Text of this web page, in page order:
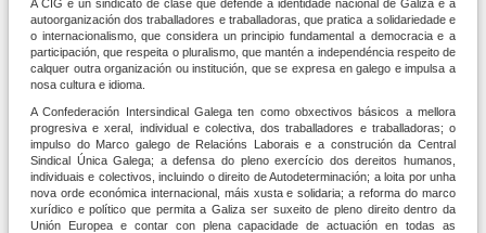
A CIG é un sindicato de clase que defende a identidade nacional de Galiza e a
autoorganización dos traballadores e traballadoras, que pratica a solidariedade e
o internacionalismo, que considera un principio fundamental a democracia e a
participación, que respeita o pluralismo, que mantén a independéncia respeito de
calquer outra organización ou institución, que se expresa en galego e impulsa a
nosa cultura e idioma.
A Confederación Intersindical Galega ten como obxectivos básicos a mellora
progresiva e xeral, individual e colectiva, dos traballadores e traballadoras; o
impulso do Marco galego de Relacións Laborais e a construción da Central
Sindical Única Galega; a defensa do pleno exercício dos dereitos humanos,
individuais e colectivos, incluindo o direito de Autodeterminación; a loita por unha
nova orde económica internacional, máis xusta e solidaria; a reforma do marco
xurí­dico e político que permita a Galiza ser suxeito de pleno direito dentro da
Unión Europea e contar con plena capacidade de actuación en todas as